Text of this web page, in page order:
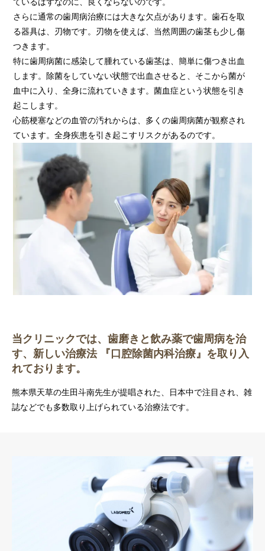
さらに通常の歯周病治療には大きな欠点があります。歯石を取
る器具は、刃物です。刃物を使えば、当然周囲の歯茎も少し傷
つきます。
特に歯周病菌に感染して腫れている歯茎は、簡単に傷つき出血
します。除菌をしていない状態で出血させると、そこから菌が
血中に入り、全身に流れていきます。菌血症という状態を引き
起こします。
心筋梗塞などの血管の汚れからは、多くの歯周病菌が観察され
ています。全身疾患を引き起こすリスクがあるのです。
当クリニックでは、歯磨きと飲み薬で歯周病を治
す、新しい治療法 『口腔除菌内科治療』を取り入
れております。
熊本県天草の生田斗南先生が提唱された、日本中で注目され、雑
誌などでも多数取り上げられている治療法です。